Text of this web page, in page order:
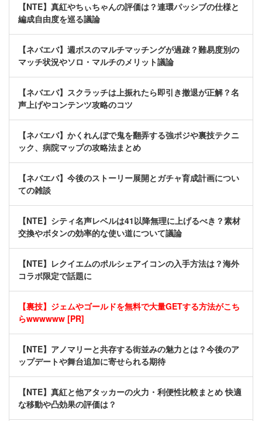
【NTE】真紅やちぃちゃんの評価は？連環パッシブの仕様と
編成自由度を巡る議論
【ネバエバ】週ボスのマルチマッチングが過疎？難易度別の
マッチ状況やソロ・マルチのメリット議論
【ネバエバ】スクラッチは上振れたら即引き撤退が正解？名
声上げやコンテンツ攻略のコツ
【ネバエバ】かくれんぼで鬼を翻弄する強ポジや裏技テクニ
ック、病院マップの攻略法まとめ
【ネバエバ】今後のストーリー展開とガチャ育成計画につい
ての雑談
【NTE】シティ名声レベルは41以降無理に上げるべき？素材
交換やボタンの効率的な使い道について議論
【NTE】レクイエムのポルシェアイコンの入手方法は？海外
コラボ限定で話題に
【裏技】ジェムやゴールドを無料で大量GETする方法がこち
らwwwwww [PR]
【NTE】アノマリーと共存する街並みの魅力とは？今後のア
ップデートや舞台追加に寄せられる期待
【NTE】真紅と他アタッカーの火力・利便性比較まとめ 快適
な移動や凸効果の評価は？